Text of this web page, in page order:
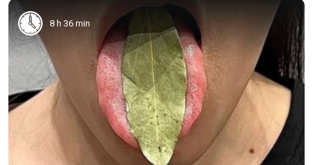
8 h 36 min